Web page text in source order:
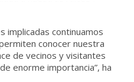
implicadas continuamos
conocer nuestra
de vecinos y visitantes
enorme importancia”, ha